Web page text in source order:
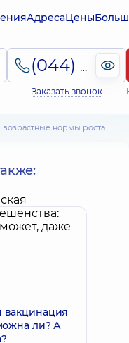
АдресаЦены
(044) 495-2-888
Заказать звонок
нормы роста у мальчиков и девочек по данным ВОЗ
вакцинация
ли? А